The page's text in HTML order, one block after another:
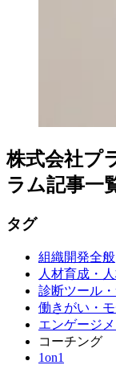
株式会社プ
ラム記事一
タグ
組織開発全般
人材育成・
診断ツール
働きがい・
エンゲージメ
コーチング
1on1